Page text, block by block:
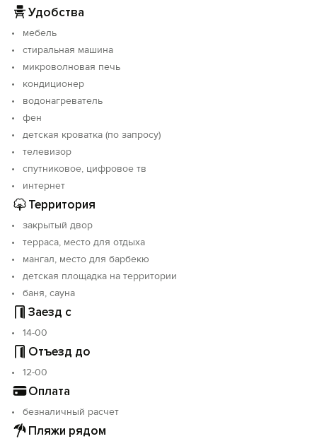
Удобства
мебель
стиральная машина
микроволновая печь
кондиционер
водонагреватель
фен
детская кроватка (по запросу)
телевизор
спутниковое, цифровое тв
интернет
Территория
закрытый двор
терраса, место для отдыха
мангал, место для барбекю
детская площадка на территории
баня, сауна
Заезд с
14-00
Отъезд до
12-00
Оплата
безналичный расчет
Пляжи рядом